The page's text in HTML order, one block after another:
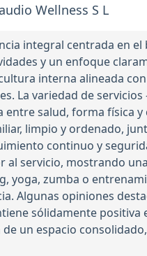
Wellness S L
integral centrada en
y un enfoque
interna alineada
La variedad de
salud, forma física
limpio y ordenado,
continuo y
servicio, mostrando
yoga, zumba o
Algunas opiniones
sólidamente
un espacio